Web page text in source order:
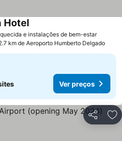
e instalações de bem-estar
Hotel
km de Aeroporto Humberto Delgado
Ver preços
Partilhar